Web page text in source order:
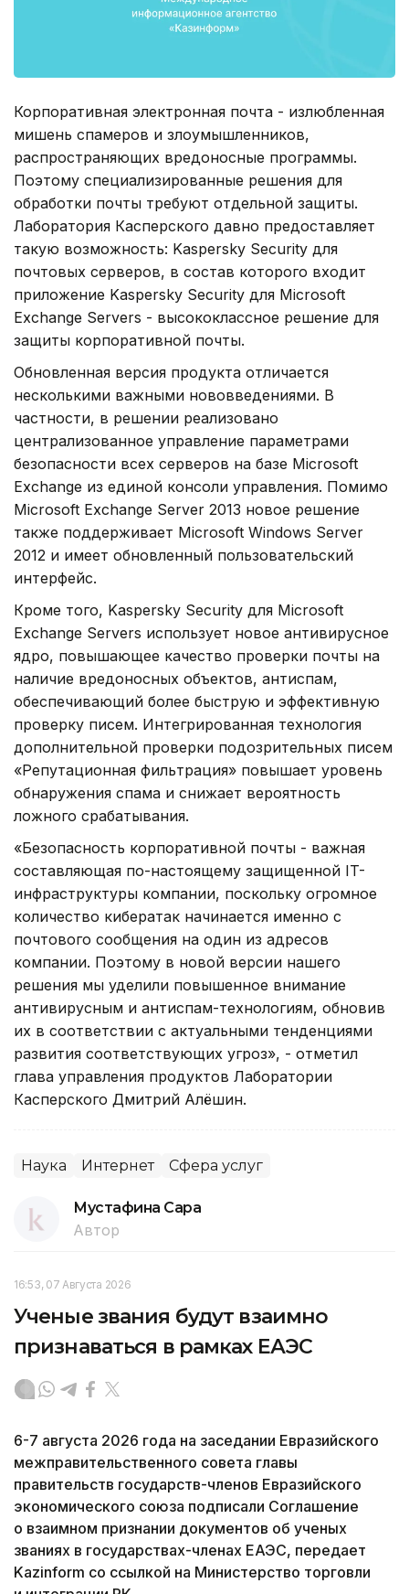
Корпоративная электронная почта - излюбленная
мишень спамеров и злоумышленников,
распространяющих вредоносные программы.
Поэтому специализированные решения для
обработки почты требуют отдельной защиты.
Лаборатория Касперского давно предоставляет
такую возможность: Kaspersky Security для
почтовых серверов, в состав которого входит
приложение Kaspersky Security для Microsoft
Exchange Servers - высококлассное решение для
защиты корпоративной почты.
Обновленная версия продукта отличается
несколькими важными нововведениями. В
частности, в решении реализовано
централизованное управление параметрами
безопасности всех серверов на базе Microsoft
Exchange из единой консоли управления. Помимо
Microsoft Exchange Server 2013 новое решение
также поддерживает Microsoft Windows Server
2012 и имеет обновленный пользовательский
интерфейс.
Кроме того, Kaspersky Security для Microsoft
Exchange Servers использует новое антивирусное
ядро, повышающее качество проверки почты на
наличие вредоносных объектов, антиспам,
обеспечивающий более быструю и эффективную
проверку писем. Интегрированная технология
дополнительной проверки подозрительных писем
«Репутационная фильтрация» повышает уровень
обнаружения спама и снижает вероятность
ложного срабатывания.
«Безопасность корпоративной почты - важная
составляющая по-настоящему защищенной IT-
инфраструктуры компании, поскольку огромное
количество кибератак начинается именно с
почтового сообщения на один из адресов
компании. Поэтому в новой версии нашего
решения мы уделили повышенное внимание
антивирусным и антиспам-технологиям, обновив
их в соответствии c актуальными тенденциями
развития соответствующих угроз», - отметил
глава управления продуктов Лаборатории
Касперского Дмитрий Алёшин.
Наука Интернет Сфера услуг
Мустафина Сара
Автор
16:53, 07 Августа 2026
Ученые звания будут взаимно
признаваться в рамках ЕАЭС
6-7 августа 2026 года на заседании Евразийского
межправительственного совета главы
правительств государств-членов Евразийского
экономического союза подписали Соглашение
о взаимном признании документов об ученых
званиях в государствах-членах ЕАЭС, передает
Kazinform со ссылкой на Министерство торговли